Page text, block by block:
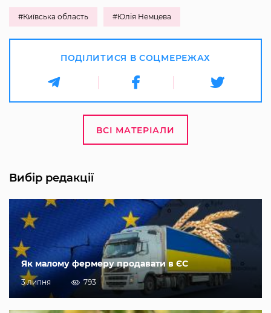
#Київська область #Юлія Немцева
ПОДІЛИТИСЯ В СОЦМЕРЕЖАХ
ВСІ МАТЕРІАЛИ
Вибір редакції
Як малому фермеру продавати в ЄС
3 липня 793